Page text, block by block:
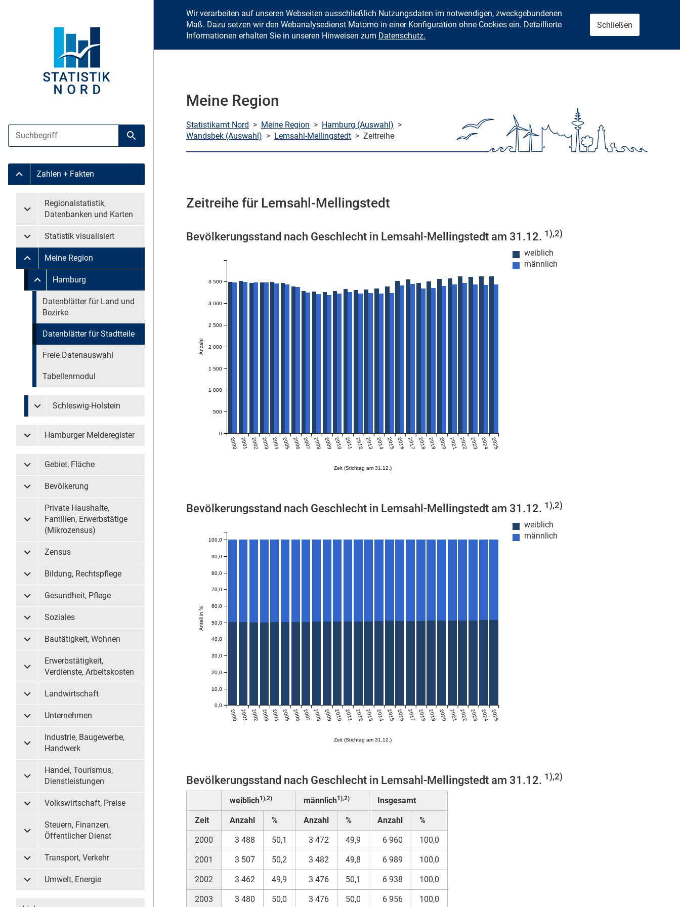
Zum Inhalt springen
Suche
Suche starten
Untermenü Zahlen + Fakten
Zahlen + Fakten
Untermenü überspringen
Untermenü Regionalstatistik, Datenbanken und Karten
Regionalstatistik,
Datenbanken und Karten
Untermenü Statistik visualisiert
Statistik visualisiert
Untermenü Meine Region
Meine Region
Untermenü überspringen
Untermenü Meine Region Hamburg
Hamburg
Untermenü überspringen
Datenblätter für Land und
Bezirke
Datenblätter für Stadtteile
Freie Datenauswahl
Tabellenmodul
Untermenü Meine Region Schleswig-Holstein
Schleswig-Holstein
Untermenü Hamburger Melderegister
Hamburger Melderegister
Untermenü Gebiet, Fläche
Gebiet, Fläche
Untermenü Bevölkerung
Bevölkerung
Untermenü Private Haushalte, Familien, Erwerbstätige (Mikrozensus)
Private Haushalte,
Familien, Erwerbstätige
(Mikrozensus)
Untermenü Zensus
Zensus
Untermenü Bildung, Rechtspflege
Bildung, Rechtspflege
Untermenü Gesundheit, Pflege
Gesundheit, Pflege
Untermenü Soziales
Soziales
Untermenü Bautätigkeit, Wohnen
Bautätigkeit, Wohnen
Untermenü Erwerbstätigkeit, Verdienste, Arbeitskosten
Erwerbstätigkeit,
Verdienste, Arbeitskosten
Untermenü Landwirtschaft
Landwirtschaft
Untermenü Unternehmen
Unternehmen
Untermenü Industrie, Baugewerbe, Handwerk
Industrie, Baugewerbe,
Handwerk
Untermenü Handel, Tourismus, Dienstleistungen
Handel, Tourismus,
Dienstleistungen
Untermenü Volkswirtschaft, Preise
Volkswirtschaft, Preise
Untermenü Steuern, Finanzen, Öffentlicher Dienst
Steuern, Finanzen,
Öffentlicher Dienst
Untermenü Transport, Verkehr
Transport, Verkehr
Untermenü Umwelt, Energie
Umwelt, Energie
Wir verarbeiten auf unseren Webseiten ausschließlich Nutzungsdaten im notwendigen, zweckgebundenen
Maß. Dazu setzen wir den Webanalysedienst Matomo in einer Konfiguration ohne Cookies ein. Detaillierte
Informationen erhalten Sie in unseren Hinweisen zum Datenschutz.
Schließen
Meine Region
Statistikamt Nord > Meine Region > Hamburg (Auswahl) >
Wandsbek (Auswahl) > Lemsahl-Mellingstedt > Zeitreihe
Zeitreihe für Lemsahl-Mellingstedt
Bevölkerungsstand nach Geschlecht in Lemsahl-Mellingstedt am 31.12. 1),2)
weiblich
männlich
Zeit (Stichtag am 31.12.)
2000 2001 2002 2003 2004 2005 2006 2007 2008 2009 2010 2011 2012 2013 2014 2015 2016 2017 2018 2019 2020 2021 2022 2023 2024 2025
Anzahl
0
500
1 000
1 500
2 000
2 500
3 000
3 500
Bevölkerungsstand nach Geschlecht in Lemsahl-Mellingstedt am 31.12. 1),2)
weiblich
männlich
Zeit (Stichtag am 31.12.)
2000 2001 2002 2003 2004 2005 2006 2007 2008 2009 2010 2011 2012 2013 2014 2015 2016 2017 2018 2019 2020 2021 2022 2023 2024 2025
Anteil in %
0,0
10,0
20,0
30,0
40,0
50,0
60,0
70,0
80,0
90,0
100,0
Bevölkerungsstand nach Geschlecht in Lemsahl-Mellingstedt am 31.12. 1),2)
weiblich1),2) männlich1),2) Insgesamt
Zeit Anzahl % Anzahl % Anzahl %
2000 3 488 50,1 3 472 49,9 6 960 100,0
2001 3 507 50,2 3 482 49,8 6 989 100,0
2002 3 462 49,9 3 476 50,1 6 938 100,0
2003 3 480 50,0 3 476 50,0 6 956 100,0